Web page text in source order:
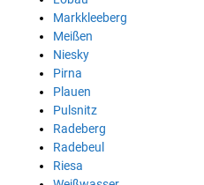
Markkleeberg
Meißen
Niesky
Pirna
Plauen
Pulsnitz
Radeberg
Radebeul
Riesa